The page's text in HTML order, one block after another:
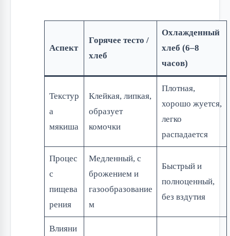
Аспект
Горячее тесто /
хлеб
Охлажденный
хлеб (6–8
часов)
Текстур
а
мякиша
Клейкая, липкая,
образует
комочки
Плотная,
хорошо жуется,
легко
распадается
Процес
с
пищева
рения
Медленный, с
брожением и
газообразование
м
Быстрый и
полноценный,
без вздутия
Влияни